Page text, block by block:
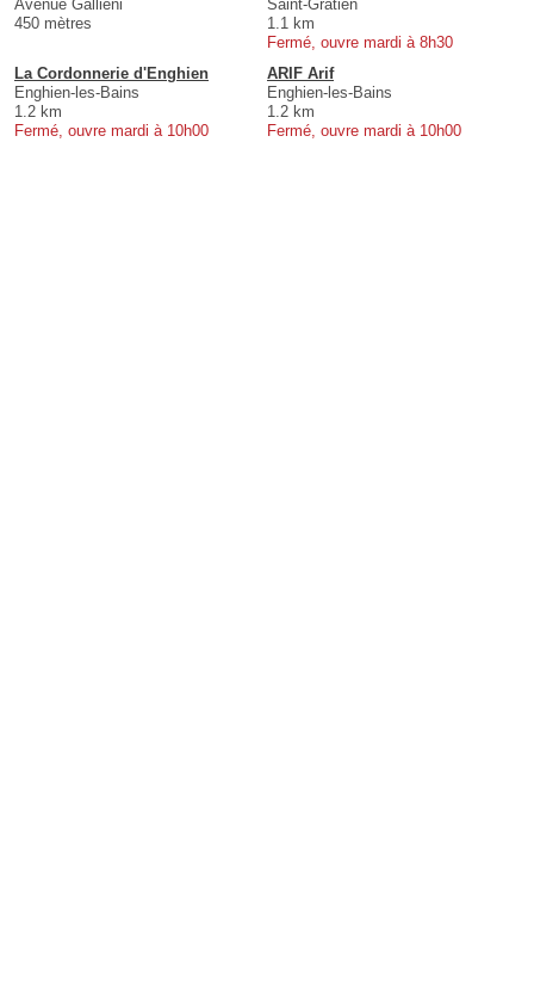
Avenue Galliéni
450 mètres
Saint-Gratien
1.1 km
Fermé, ouvre mardi à 8h30
La Cordonnerie d'Enghien
Enghien-les-Bains
1.2 km
Fermé, ouvre mardi à 10h00
ARIF Arif
Enghien-les-Bains
1.2 km
Fermé, ouvre mardi à 10h00